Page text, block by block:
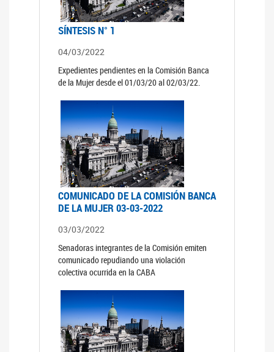
SÍNTESIS N° 1
04/03/2022
Expedientes pendientes en la Comisión Banca
de la Mujer desde el 01/03/20 al 02/03/22.
COMUNICADO DE LA COMISIÓN BANCA
DE LA MUJER 03-03-2022
03/03/2022
Senadoras integrantes de la Comisión emiten
comunicado repudiando una violación
colectiva ocurrida en la CABA